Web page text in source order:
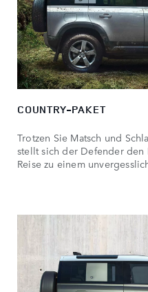
COUNTRY-PAKET
Trotzen Sie Matsch und
stellt sich der Defender
Reise zu einem